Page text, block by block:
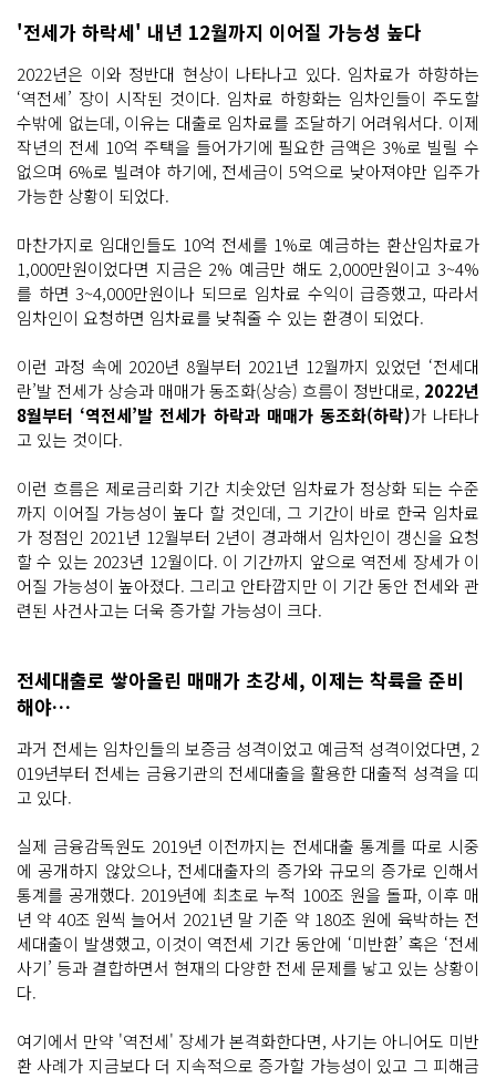
'전세가 하락세' 내년 12월까지 이어질 가능성 높다
2022년은 이와 정반대 현상이 나타나고 있다. 임차료가 하향하는
‘역전세’ 장이 시작된 것이다. 임차료 하향화는 임차인들이 주도할
수밖에 없는데, 이유는 대출로 임차료를 조달하기 어려워서다. 이제
작년의 전세 10억 주택을 들어가기에 필요한 금액은 3%로 빌릴 수
없으며 6%로 빌려야 하기에, 전세금이 5억으로 낮아져야만 입주가
가능한 상황이 되었다.
마찬가지로 임대인들도 10억 전세를 1%로 예금하는 환산임차료가
1,000만원이었다면 지금은 2% 예금만 해도 2,000만원이고 3~4%
를 하면 3~4,000만원이나 되므로 임차료 수익이 급증했고, 따라서
임차인이 요청하면 임차료를 낮춰줄 수 있는 환경이 되었다.
이런 과정 속에 2020년 8월부터 2021년 12월까지 있었던 ‘전세대
란’발 전세가 상승과 매매가 동조화(상승) 흐름이 정반대로, 2022년
8월부터 ‘역전세’발 전세가 하락과 매매가 동조화(하락)가 나타나
고 있는 것이다.
이런 흐름은 제로금리화 기간 치솟았던 임차료가 정상화 되는 수준
까지 이어질 가능성이 높다 할 것인데, 그 기간이 바로 한국 임차료
가 정점인 2021년 12월부터 2년이 경과해서 임차인이 갱신을 요청
할 수 있는 2023년 12월이다. 이 기간까지 앞으로 역전세 장세가 이
어질 가능성이 높아졌다. 그리고 안타깝지만 이 기간 동안 전세와 관
련된 사건사고는 더욱 증가할 가능성이 크다.
전세대출로 쌓아올린 매매가 초강세, 이제는 착륙을 준비
해야…
과거 전세는 임차인들의 보증금 성격이었고 예금적 성격이었다면, 2
019년부터 전세는 금융기관의 전세대출을 활용한 대출적 성격을 띠
고 있다.
실제 금융감독원도 2019년 이전까지는 전세대출 통계를 따로 시중
에 공개하지 않았으나, 전세대출자의 증가와 규모의 증가로 인해서
통계를 공개했다. 2019년에 최초로 누적 100조 원을 돌파, 이후 매
년 약 40조 원씩 늘어서 2021년 말 기준 약 180조 원에 육박하는 전
세대출이 발생했고, 이것이 역전세 기간 동안에 ‘미반환’ 혹은 ‘전세
사기’ 등과 결합하면서 현재의 다양한 전세 문제를 낳고 있는 상황이
다.
여기에서 만약 '역전세' 장세가 본격화한다면, 사기는 아니어도 미반
환 사례가 지금보다 더 지속적으로 증가할 가능성이 있고 그 피해금